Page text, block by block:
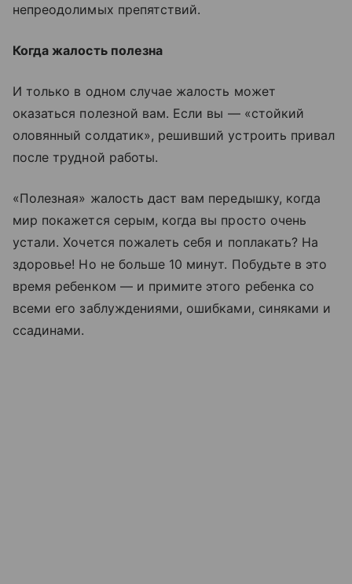
непреодолимых препятствий.
Когда жалость полезна
И только в одном случае жалость может
оказаться полезной вам. Если вы — «стойкий
оловянный солдатик», решивший устроить привал
после трудной работы.
«Полезная» жалость даст вам передышку, когда
мир покажется серым, когда вы просто очень
устали. Хочется пожалеть себя и поплакать? На
здоровье! Но не больше 10 минут. Побудьте в это
время ребенком — и примите этого ребенка со
всеми его заблуждениями, ошибками, синяками и
ссадинами.